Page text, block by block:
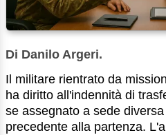
Di Danilo Argeri.
Il militare rientrato da
ha diritto all'indennità di
se assegnato a sede
precedente alla partenza.